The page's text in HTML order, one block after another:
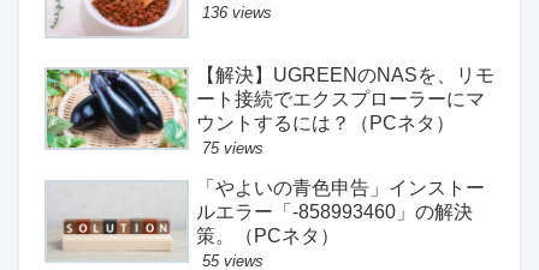
136 views
【解決】UGREENのNASを、リモ
ート接続でエクスプローラーにマ
ウントするには？（PCネタ）
75 views
「やよいの青色申告」インストー
ルエラー「-858993460」の解決
策。（PCネタ）
55 views